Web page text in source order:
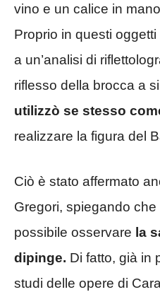
vino e un calice in
Proprio in questi
a un’analisi di
riflesso della brocca a
utilizzò se stesso
realizzare la figura del
Ciò è stato affermato
Gregori, spiegando
possibile osservare la
dipinge. Di fatto, già in
studi delle opere di